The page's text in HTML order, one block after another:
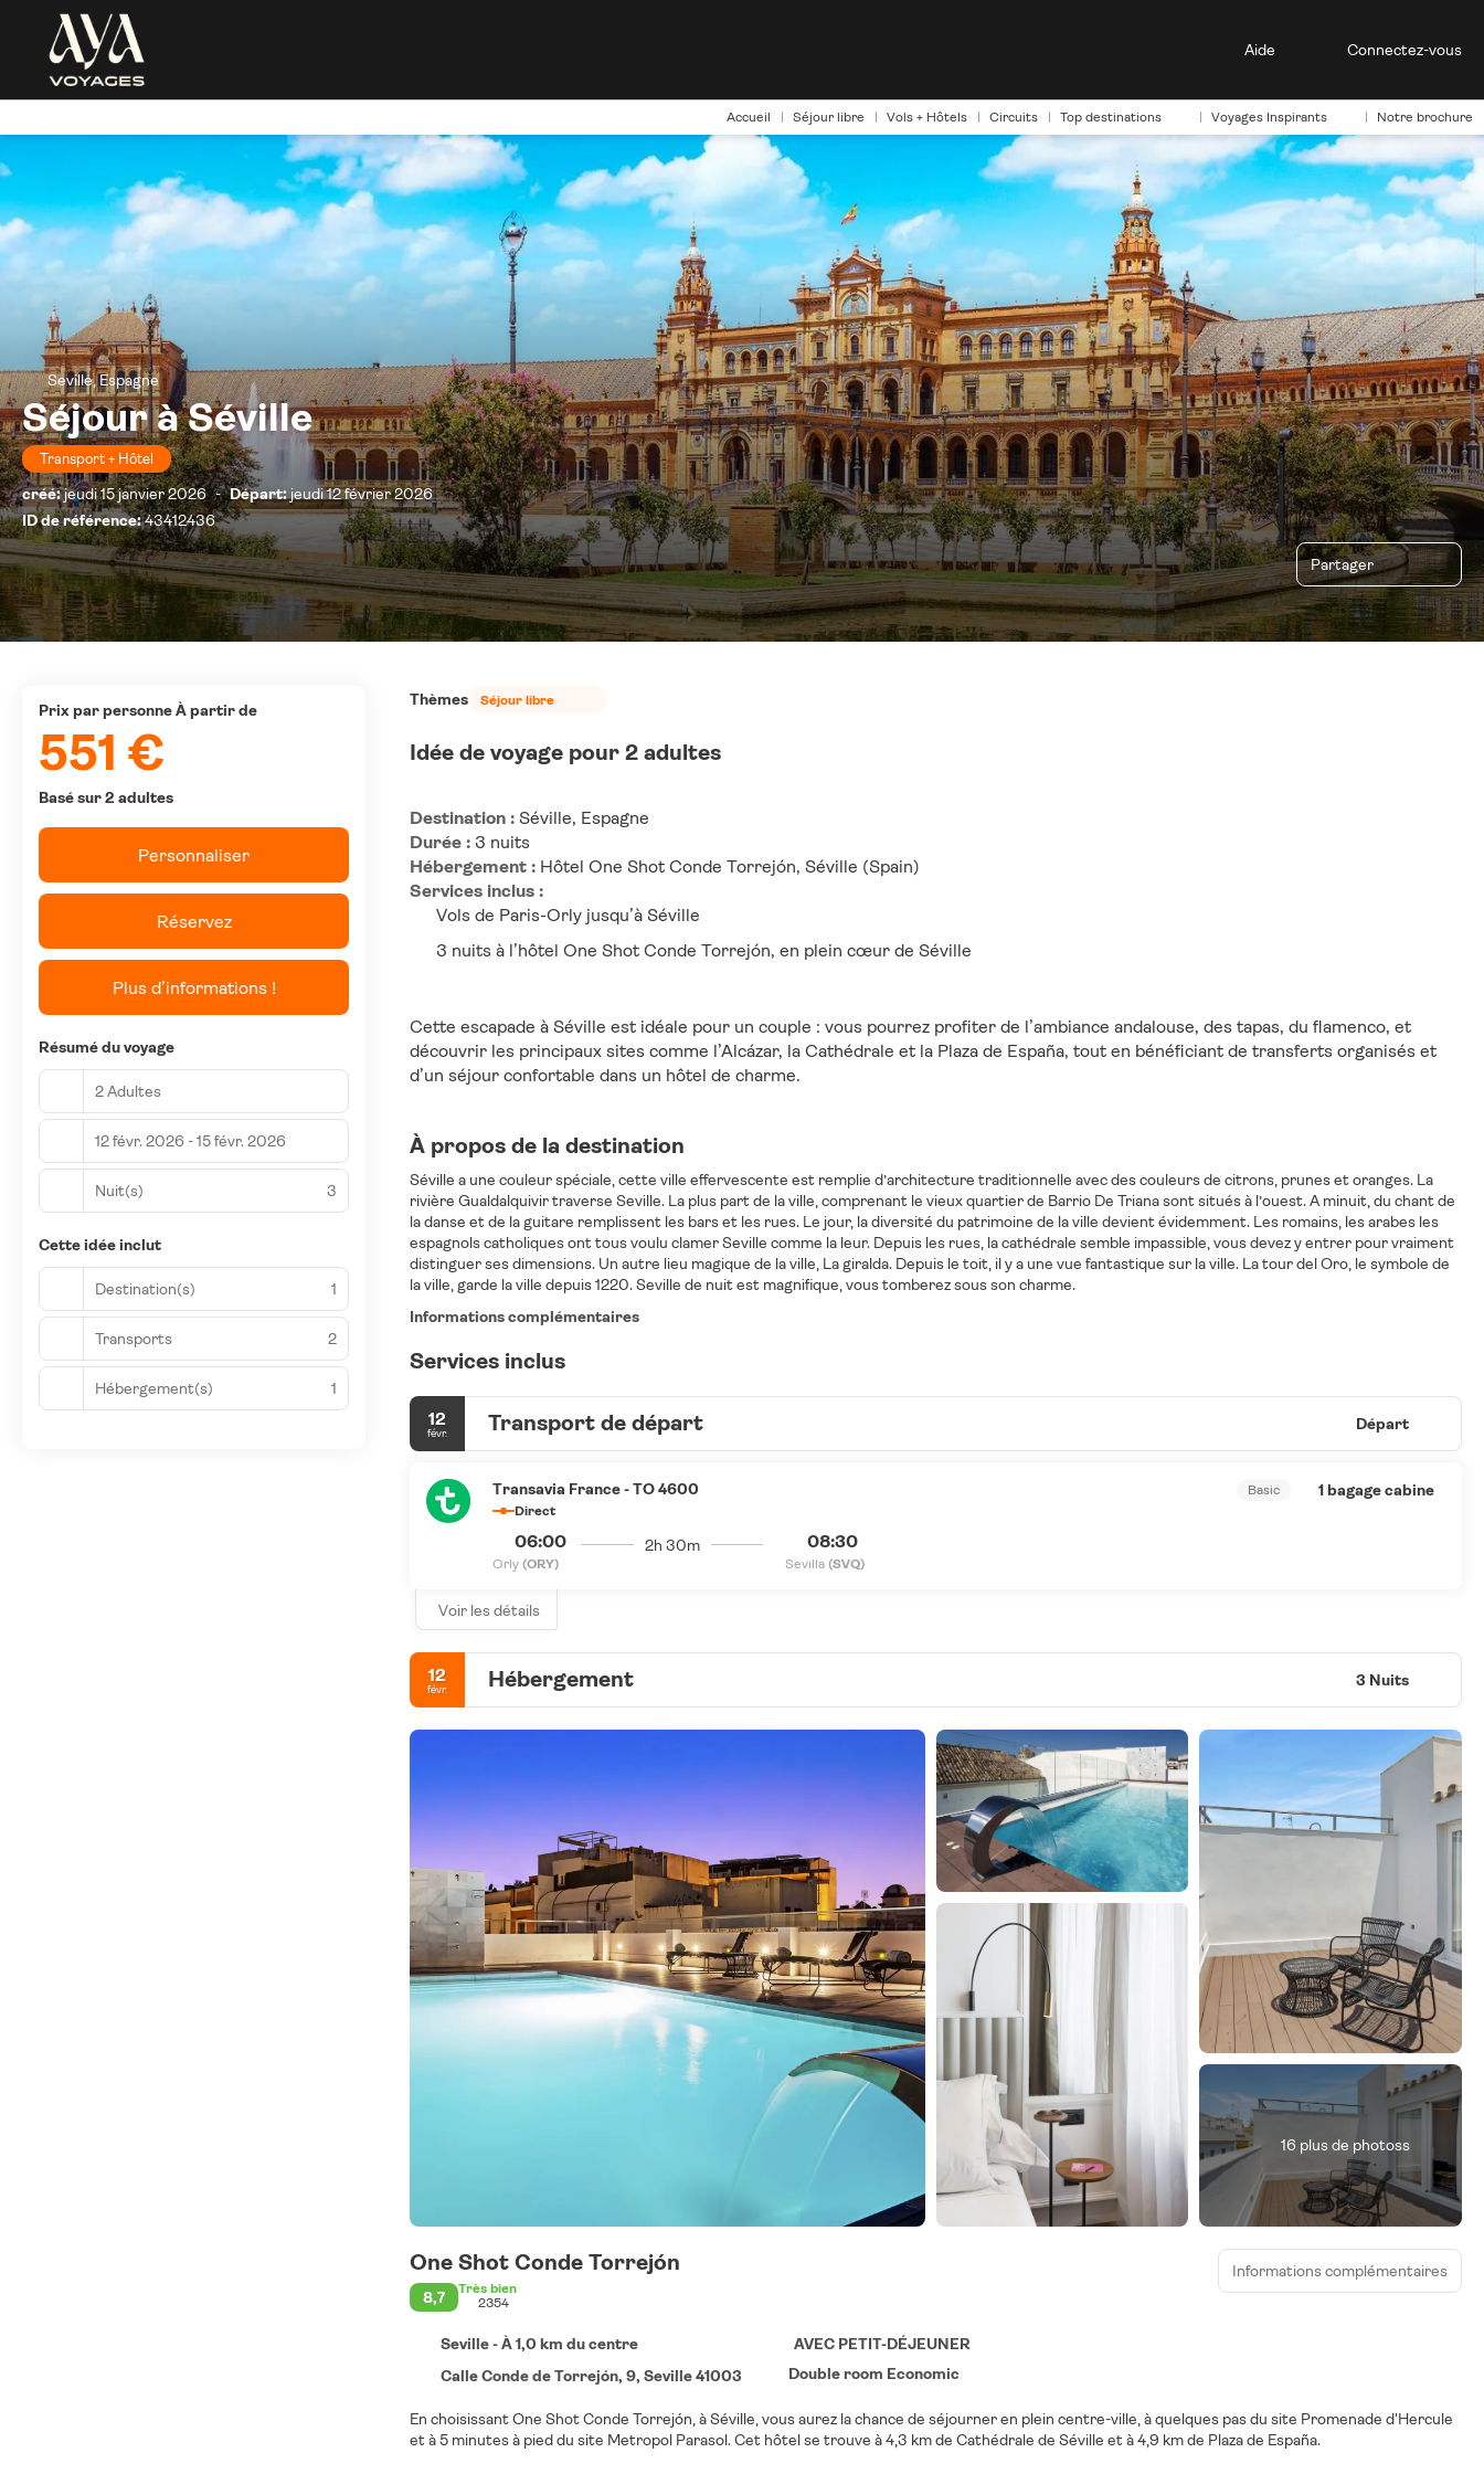
Aide Connectez-vous
Accueil Séjour libre Vols + Hôtels Circuits Top destinations Voyages Inspirants Notre brochure
Seville, Espagne
Séjour à Séville
Transport + Hôtel
créé:jeudi 15 janvier 2026 - Départ: jeudi 12 février 2026
ID de référence:43412436
Partager
Thèmes Séjour libre
Idée de voyage pour 2 adultes
Destination : Séville, Espagne
Durée : 3 nuits
Hébergement : Hôtel One Shot Conde Torrejón, Séville (Spain)
Services inclus :
Vols de Paris-Orly jusqu’à Séville
3 nuits à l’hôtel One Shot Conde Torrejón, en plein cœur de Séville
Cette escapade à Séville est idéale pour un couple : vous pourrez profiter de l’ambiance andalouse, des tapas, du flamenco, et
découvrir les principaux sites comme l’Alcázar, la Cathédrale et la Plaza de España, tout en bénéficiant de transferts organisés et
d’un séjour confortable dans un hôtel de charme.
À propos de la destination
Séville a une couleur spéciale, cette ville effervescente est remplie d’architecture traditionnelle avec des couleurs de citrons, prunes et oranges. La
rivière Gualdalquivir traverse Seville. La plus part de la ville, comprenant le vieux quartier de Barrio De Triana sont situés à l’ouest. A minuit, du chant de
la danse et de la guitare remplissent les bars et les rues. Le jour, la diversité du patrimoine de la ville devient évidemment. Les romains, les arabes les
espagnols catholiques ont tous voulu clamer Seville comme la leur. Depuis les rues, la cathédrale semble impassible, vous devez y entrer pour vraiment
distinguer ses dimensions. Un autre lieu magique de la ville, La giralda. Depuis le toit, il y a une vue fantastique sur la ville. La tour del Oro, le symbole de
Informations complémentaires
Services inclus
12
févr. Transport de départ Départ
Transavia France - TO 4600
Direct
06:00
Orly (ORY)
2h 30m 08:30
Sevilla (SVQ)
Basic 1 bagage cabine
Voir les détails
12
févr. Hébergement 3 Nuits
16 plus de photoss
One Shot Conde Torrejón
8,7
Très bien
2354
Seville - À 1,0 km du centre
AVEC PETIT-DÉJEUNER
Calle Conde de Torrejón, 9, Seville 41003
Double room Economic
En choisissant One Shot Conde Torrejón, à Séville, vous aurez la chance de séjourner en plein centre-ville, à quelques pas du site Promenade d'Hercule
et à 5 minutes à pied du site Metropol Parasol. Cet hôtel se trouve à 4,3 km de Cathédrale de Séville et à 4,9 km de Plaza de España.
Informations complémentaires
prix par personne À partir de
551 €
Basé sur 2 adultes
Personnaliser
Réservez
Plus d’informations !
Résumé du voyage
2 Adultes
12 févr. 2026 - 15 févr. 2026
Nuit(s) 3
Cette idée inclut
Destination(s) 1
Transports 2
Hébergement(s) 1